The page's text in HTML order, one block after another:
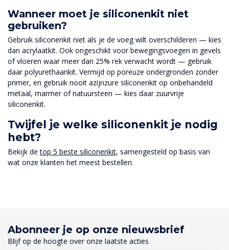
Wanneer moet je siliconenkit niet
gebruiken?
Gebruik siliconenkit niet als je de voeg wilt overschilderen — kies
dan acrylaatkit. Ook ongeschikt voor bewegingsvoegen in gevels
of vloeren waar meer dan 25% rek verwacht wordt — gebruik
daar polyurethaankit. Vermijd op poreuze ondergronden zonder
primer, en gebruik nooit azijnzure siliconenkit op onbehandeld
metaal, marmer of natuursteen — kies daar zuurvrije
siliconenkit.
Twijfel je welke siliconenkit je nodig
hebt?
Bekijk detop 5 beste siliconenkit, samengesteld op basis van
wat onze klanten het meest bestellen.
Abonneer je op onze nieuwsbrief
Blijf op de hoogte over onze laatste acties